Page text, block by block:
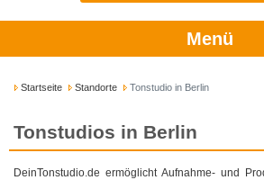
Menü
Startseite Standorte Tonstudio in Berlin
Tonstudios in Berlin
DeinTonstudio.de ermöglicht Aufnahme- und